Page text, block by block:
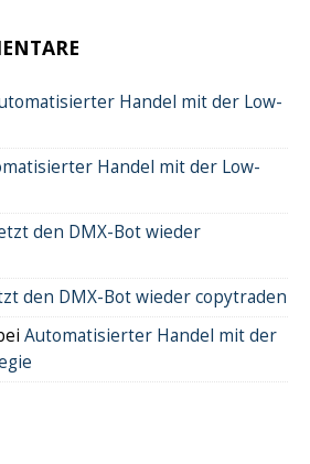
Handel mit der Low-
Handel mit der Low-
den DMX-Bot wieder
den DMX-Bot wieder copytraden
Automatisierter Handel mit der